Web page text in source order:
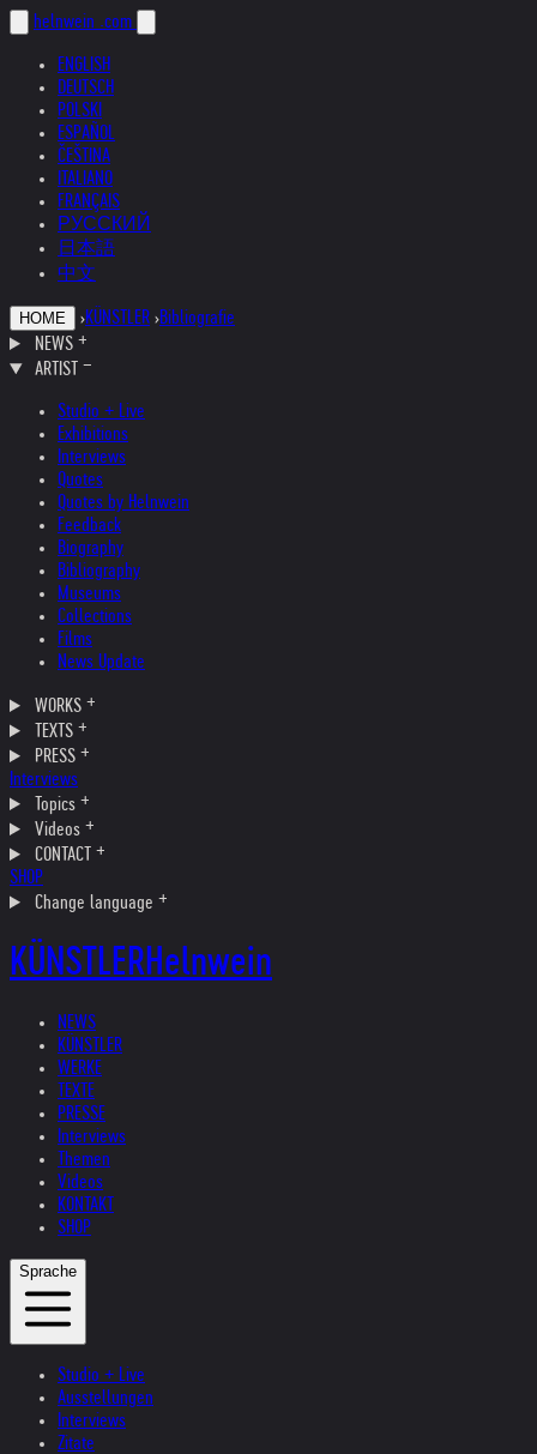
helnwein .com
ENGLISH
DEUTSCH
POLSKI
ESPAÑOL
ČEŠTINA
ITALIANO
FRANÇAIS
РУССКИЙ
日本語
中文
HOME ›KÜNSTLER ›Bibliografie
NEWS
ARTIST
Studio + Live
Exhibitions
Interviews
Quotes
Quotes by Helnwein
Feedback
Biography
Bibliography
Museums
Collections
Films
News Update
WORKS
TEXTS
PRESS
Interviews
Topics
Videos
CONTACT
SHOP
Change language
KÜNSTLERHelnwein
NEWS
KÜNSTLER
WERKE
TEXTE
PRESSE
Interviews
Themen
Videos
KONTAKT
SHOP
Sprache
Studio + Live
Ausstellungen
Interviews
Zitate